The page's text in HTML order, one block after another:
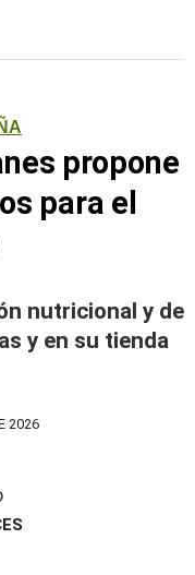
propone
para el
nutricional y de
y en su tienda
2026